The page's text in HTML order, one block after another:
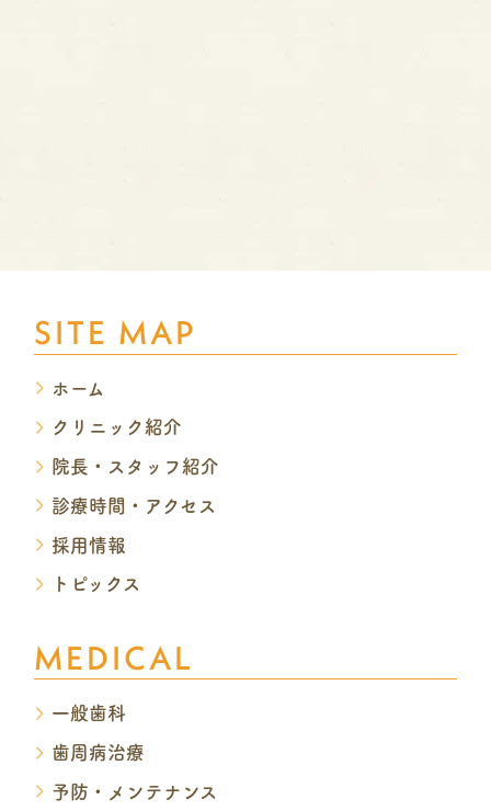
SITE MAP
ホーム
クリニック紹介
院長・スタッフ紹介
診療時間・アクセス
採用情報
トピックス
MEDICAL
一般歯科
歯周病治療
予防・メンテナンス